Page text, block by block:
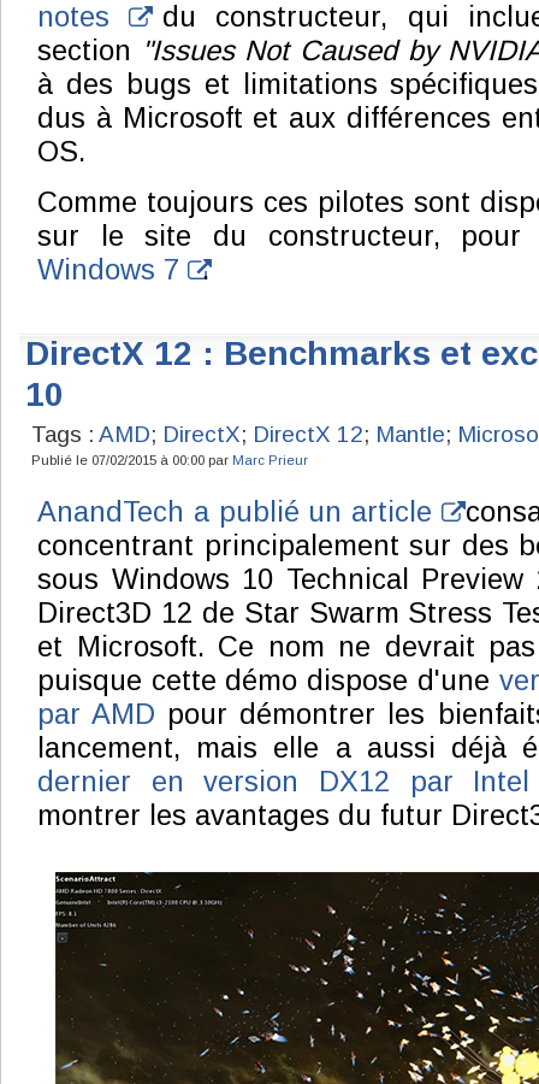
notes du constructeur, qui
section "Issues Not Caused by
à des bugs et limitations
dus à Microsoft et aux différences
OS.
Comme toujours ces pilotes sont
sur le site du constructeur,
Windows 7
.
DirectX 12 : Benchmarks et
10
Tags : AMD; DirectX; DirectX 12; Mantle;
Publié le 07/02/2015 à 00:00 par Marc Prieur
AnandTech a publié un article
concentrant principalement sur des
sous Windows 10 Technical
Direct3D 12 de Star Swarm Stress
et Microsoft. Ce nom ne devrait
puisque cette démo dispose d'une
par AMD pour démontrer les
lancement, mais elle a aussi déjà
dernier en version DX12 par
montrer les avantages du futur